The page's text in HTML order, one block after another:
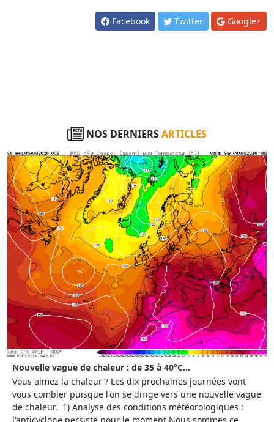
Facebook Twitter Google+
NOS DERNIERSARTICLES
Nouvelle vague de chaleur : de 35 à 40°C...
Vous aimez la chaleur ? Les dix prochaines journées vont
vous combler puisque l'on se dirige vers une nouvelle vague
de chaleur. 1) Analyse des conditions météorologiques :